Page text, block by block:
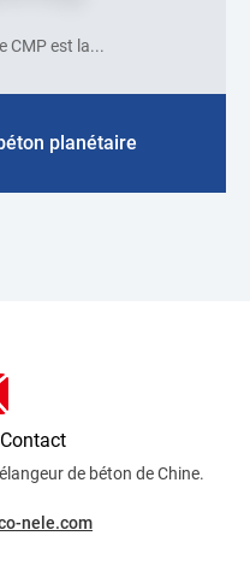
CMP est la...
planétaire
de béton de Chine.
nele.com